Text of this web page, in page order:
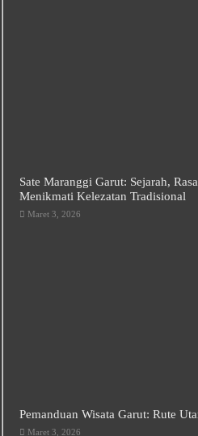
Sate Maranggi Garut: Sejarah,
Menikmati Kelezatan Tradisional
Maret 3, 2026
Pemanduan Wisata Garut: Rute
Maret 3, 2026